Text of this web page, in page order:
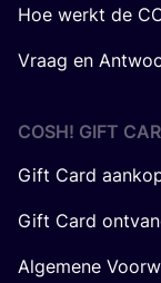
Hoe werkt de
Vraag en
COSH! GIFT
Gift Card
Gift Card
Algemene